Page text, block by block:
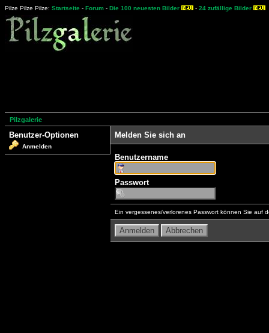
Pilze Pilze Pilze: Startseite - Forum - Die 100 neuesten Bilder - 24 zufällige Bilder
Pilzgalerie
Benutzer-Optionen
Anmelden
Melden Sie sich an
Benutzername
Passwort
Ein vergessenes/verlorenes Passwort können Sie auf